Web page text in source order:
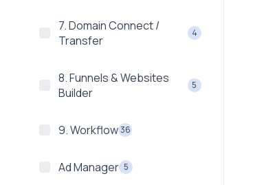
7. Domain Connect /
Transfer
4
8. Funnels & Websites
Builder
5
9. Workflow36
Ad Manager 5